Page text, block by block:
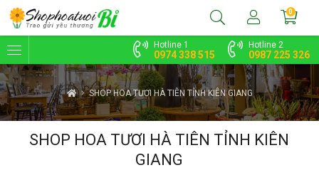
Hotline 1
0974 338 515
Hotline 2
0987 225 326
0
SHOP HOA TƯƠI HÀ TIÊN TỈNH KIÊN GIANG
SHOP HOA TƯƠI HÀ TIÊN TỈNH KIÊN
GIANG